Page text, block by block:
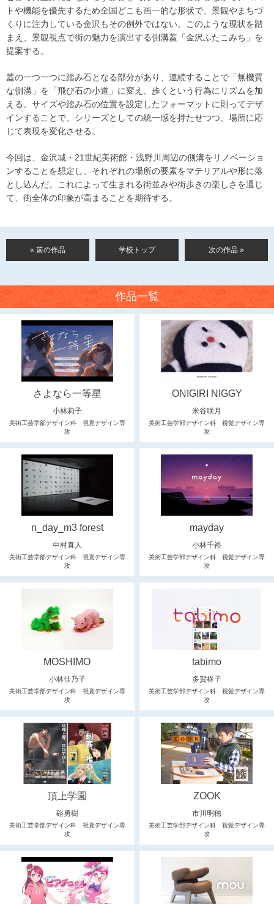
トや機能を優先するため全国どこも画一的な形状で、景観やまちづ
くりに注力している金沢もその例外ではない。このような現状を踏
まえ、景観視点で街の魅力を演出する側溝蓋「金沢ふたこみち」を
提案する。
蓋の一つ一つに踏み石となる部分があり、連続することで「無機質
な側溝」を「飛び石の小道」に変え、歩くという行為にリズムを加
える。サイズや踏み石の位置を設定したフォーマットに則ってデザ
インすることで、シリーズとしての統一感を持たせつつ、場所に応
じて表現を変化させる。
今回は、金沢城・21世紀美術館・浅野川周辺の側溝をリノベーショ
ンすることを想定し、それぞれの場所の要素をマテリアルや形に落
とし込んだ。これによって生まれる街並みや街歩きの楽しさを通じ
て、街全体の印象が高まることを期待する。
« 前の作品 学校トップ 次の作品 »
作品一覧
さよなら一等星
小林莉子
美術工芸学部デザイン科 視覚デザイン専
攻
ONIGIRI NIGGY
米谷咲月
美術工芸学部デザイン科 視覚デザイン専
攻
n_day_m3 forest
中村直人
美術工芸学部デザイン科 視覚デザイン専
攻
mayday
小林千裕
美術工芸学部デザイン科 視覚デザイン専
攻
MOSHIMO
小林佳乃子
美術工芸学部デザイン科 視覚デザイン専
攻
tabimo
多賀柊子
美術工芸学部デザイン科 視覚デザイン専
攻
頂上学園
硲勇樹
美術工芸学部デザイン科 視覚デザイン専
攻
ZOOK
市川明穂
美術工芸学部デザイン科 視覚デザイン専
攻